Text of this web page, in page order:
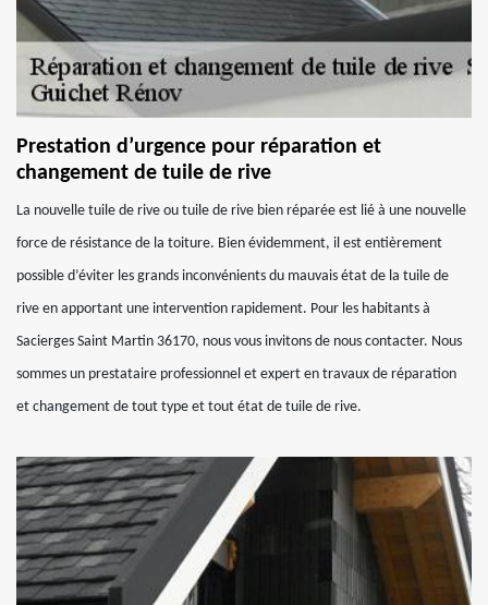
Prestation d’urgence pour réparation et
changement de tuile de rive
La nouvelle tuile de rive ou tuile de rive bien réparée est lié à une nouvelle
force de résistance de la toiture. Bien évidemment, il est entièrement
possible d’éviter les grands inconvénients du mauvais état de la tuile de
rive en apportant une intervention rapidement. Pour les habitants à
Sacierges Saint Martin 36170, nous vous invitons de nous contacter. Nous
sommes un prestataire professionnel et expert en travaux de réparation
et changement de tout type et tout état de tuile de rive.